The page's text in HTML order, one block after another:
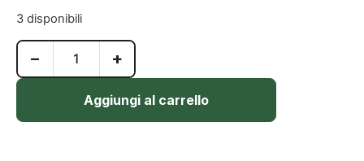
3 disponibili
− +
Aggiungi al carrello